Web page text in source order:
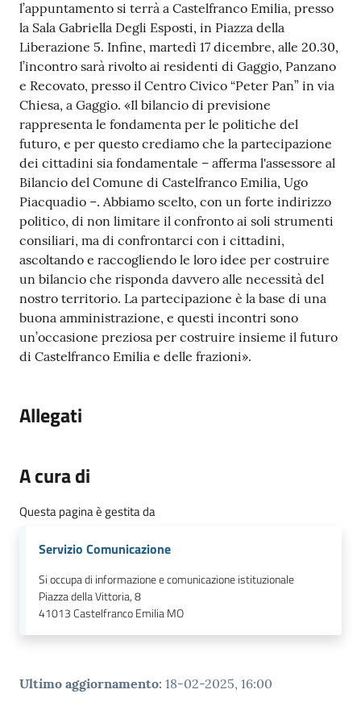
l’appuntamento si terrà a Castelfranco Emilia, presso
la Sala Gabriella Degli Esposti, in Piazza della
Liberazione 5. Infine, martedì 17 dicembre, alle 20.30,
l’incontro sarà rivolto ai residenti di Gaggio, Panzano
e Recovato, presso il Centro Civico “Peter Pan” in via
Chiesa, a Gaggio. «Il bilancio di previsione
rappresenta le fondamenta per le politiche del
futuro, e per questo crediamo che la partecipazione
dei cittadini sia fondamentale – afferma l'assessore al
Bilancio del Comune di Castelfranco Emilia, Ugo
Piacquadio –. Abbiamo scelto, con un forte indirizzo
politico, di non limitare il confronto ai soli strumenti
consiliari, ma di confrontarci con i cittadini,
ascoltando e raccogliendo le loro idee per costruire
un bilancio che risponda davvero alle necessità del
nostro territorio. La partecipazione è la base di una
buona amministrazione, e questi incontri sono
un’occasione preziosa per costruire insieme il futuro
di Castelfranco Emilia e delle frazioni».
Allegati
A cura di
Questa pagina è gestita da
Servizio Comunicazione
Si occupa di informazione e comunicazione istituzionale
Piazza della Vittoria, 8
41013Castelfranco Emilia MO
Ultimo aggiornamento: 18-02-2025, 16:00